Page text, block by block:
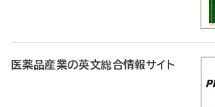
医薬品産業の英文総合情報サイト